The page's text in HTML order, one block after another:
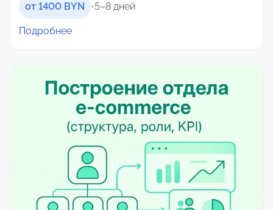
от 1400 BYN •5–8 дней
Подробнее